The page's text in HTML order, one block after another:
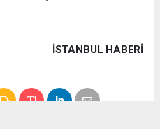
İSTANBUL HABERİ